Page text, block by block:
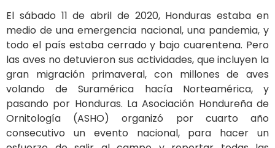
El sábado 11 de abril de 2020, Honduras estaba en
medio de una emergencia nacional, una pandemia, y
todo el país estaba cerrado y bajo cuarentena. Pero
las aves no detuvieron sus actividades, que incluyen la
gran migración primaveral, con millones de aves
volando de Suramérica hacía Norteamérica, y
pasando por Honduras. La Asociación Hondureña de
Ornitología (ASHO) organizó por cuarto año
consecutivo un evento nacional, para hacer un